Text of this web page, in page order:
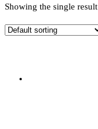
Showing the single result